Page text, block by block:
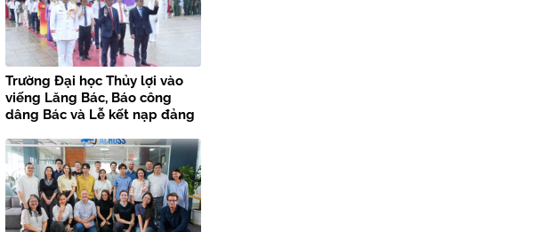
Trường Đại học Thủy lợi vào
viếng Lăng Bác, Báo công
dâng Bác và Lễ kết nạp đảng
kiện trọng đại